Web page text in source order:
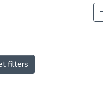
filters